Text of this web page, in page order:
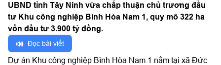
UBND tỉnh Tây Ninh vừa chấp thuận chủ trương đầu
tư Khu công nghiệp Bình Hòa Nam 1, quy mô 322 ha
vốn đầu tư 3.900 tỷ đồng.
Đọc bài viết
Dự án Khu công nghiệp Bình Hòa Nam 1 nằm tại xã Đức